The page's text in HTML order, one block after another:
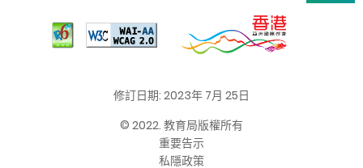
修訂日期: 2023年 7月 25日
© 2022. 教育局版權所有
重要告示
私隱政策